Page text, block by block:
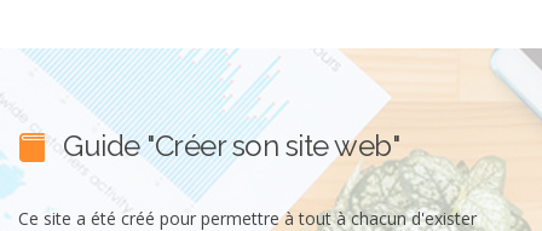
Guide "Créer son site web"
Ce site a été créé pour permettre à tout à chacun d'exister